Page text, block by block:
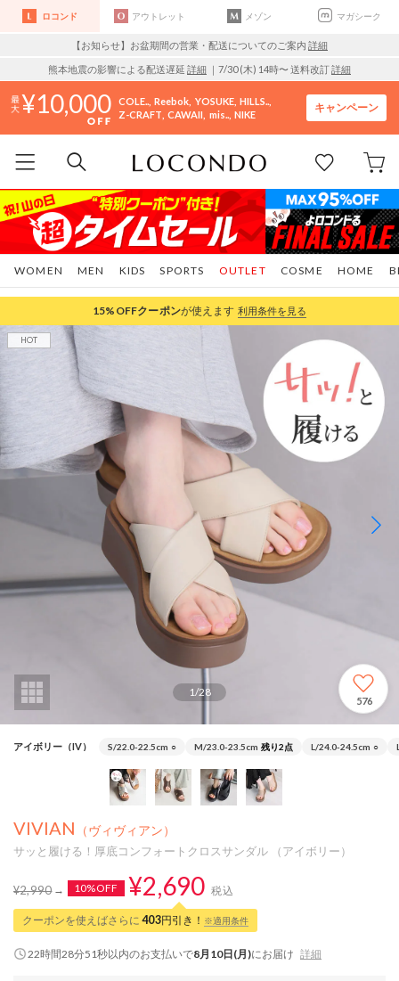
ロコンド アウトレット メゾン マガシーク
【お知らせ】お盆期間の営業・配送についてのご案内 詳細
熊本地震の影響による配送遅延 詳細 ｜7/30 (木) 14時〜 送料改訂詳細
10,000 COLE.. Reebok YOSUKE HILLS..
Z-CRAFT CAWAII mis.. NIKE
キャンペーン
WOMEN MEN KIDS SPORTS COSME HOME
OUTLET
15%OFFクーポンが使えます 利用条件を見る
1/28
576
アイボリー（IV） S/22.0-22.5cm ○ M/23.0-23.5cm 残り2点 L/24.0-24.5cm ○
VIVIAN （ヴィヴィアン）
サッと履ける！厚底コンフォートクロスサンダル （アイボリー）
¥2,990 10%OFF ¥2,690 税込
クーポンを使えばさらに 403円引き！ ※適用条件
22時間28分50秒以内のお支払いで8月10日(月)にお届け 詳細